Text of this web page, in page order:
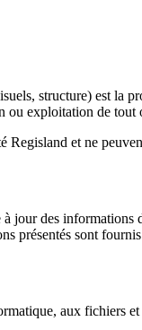
structure) est
exploitation de
Regisland et ne
jour des
présentés sont
aux fichiers